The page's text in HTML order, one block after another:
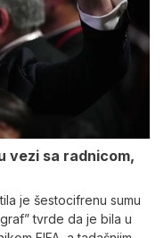
vezi sa radnicom,
je šestocifrenu sumu
tvrde da je bila u